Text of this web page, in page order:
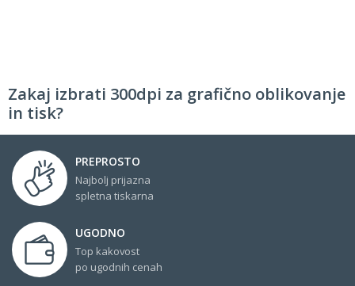
Zakaj izbrati 300dpi za grafično oblikovanje
in tisk?
PREPROSTO
Najbolj prijazna
spletna tiskarna
UGODNO
Top kakovost
po ugodnih cenah